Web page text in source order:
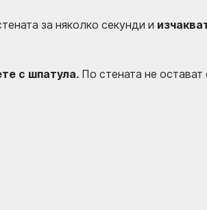
за няколко секунди и
с шпатула. По стената не